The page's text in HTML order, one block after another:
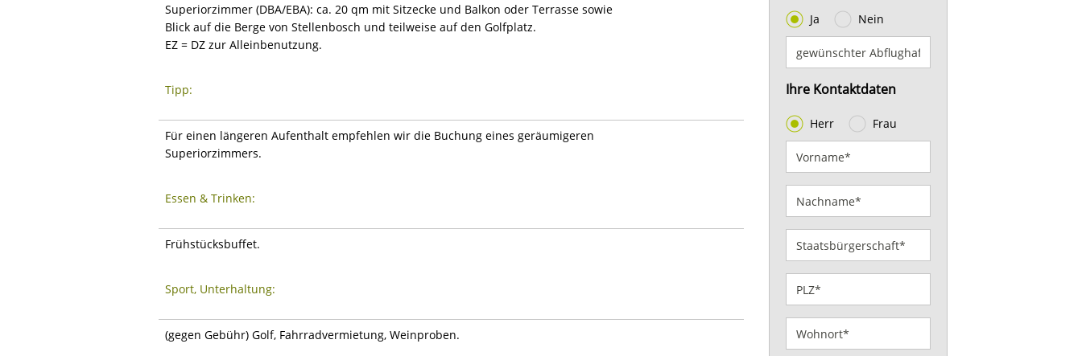
Superiorzimmer (DBA/EBA): ca. 20 qm mit Sitzecke und Balkon oder Terrasse sowie
Blick auf die Berge von Stellenbosch und teilweise auf den Golfplatz.
EZ = DZ zur Alleinbenutzung.
Tipp:
Für einen längeren Aufenthalt empfehlen wir die Buchung eines geräumigeren
Superiorzimmers.
Essen & Trinken:
Frühstücksbuffet.
Sport, Unterhaltung:
(gegen Gebühr) Golf, Fahrradvermietung, Weinproben.
Ja Nein
Ihre Kontaktdaten
Herr Frau